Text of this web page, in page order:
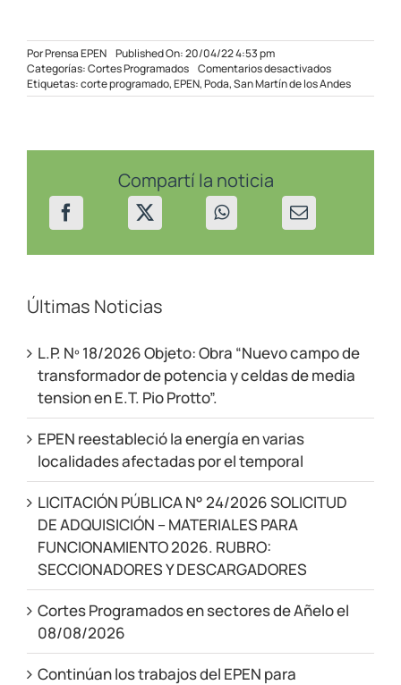
PorPrensa EPEN Published On: 20/04/22 4:53 pm
Categorías:Cortes Programados Comentarios desactivadosen
Corte
Programado
Etiquetas:corte programado,EPEN,Poda,San Martín de los Andes
Compartí la noticia
Últimas Noticias
L.P. Nº 18/2026 Objeto: Obra “Nuevo campo de
transformador de potencia y celdas de media
tension en E.T. Pio Protto”.
EPEN reestableció la energía en varias
localidades afectadas por el temporal
LICITACIÓN PÚBLICA N° 24/2026 SOLICITUD
DE ADQUISICIÓN – MATERIALES PARA
FUNCIONAMIENTO 2026. RUBRO:
SECCIONADORES Y DESCARGADORES
Cortes Programados en sectores de Añelo el
08/08/2026
Continúan los trabajos del EPEN para